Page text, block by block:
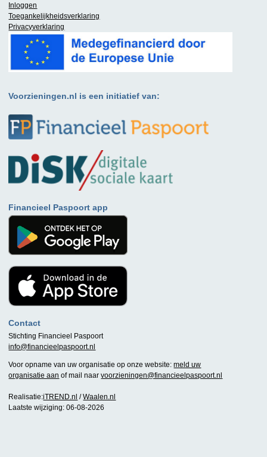
Inloggen
Toegankelijkheidsverklaring
Privacyverklaring
Voorzieningen.nl is een initiatief van:
Financieel Paspoort app
Contact
Stichting Financieel Paspoort
info@financieelpaspoort.nl
Voor opname van uw organisatie op onze website:meld uw
organisatie aan of mail naarvoorzieningen@financieelpaspoort.nl
Realisatie:iTREND.nl /Waalen.nl
Laatste wijziging: 06-08-2026